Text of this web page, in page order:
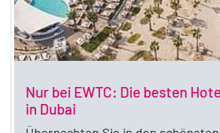
Nur bei EWTC: Die besten
in Dubai